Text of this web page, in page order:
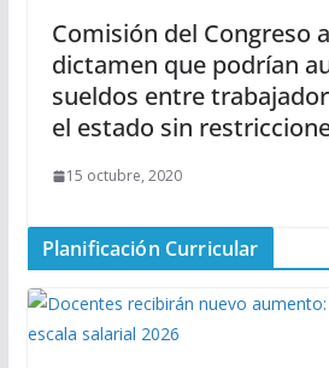
Comisión del Congreso
dictamen que podrían
sueldos entre
el estado sin
15 octubre, 2020
Planificación Curricular